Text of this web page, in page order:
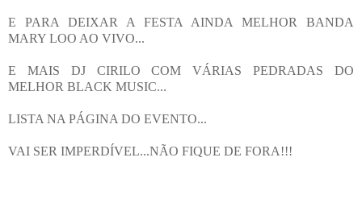
E PARA DEIXAR A FESTA AINDA MELHOR BANDA
MARY LOO AO VIVO...
E MAIS DJ CIRILO COM VÁRIAS PEDRADAS DO
MELHOR BLACK MUSIC...
LISTA NA PÁGINA DO EVENTO...
VAI SER IMPERDÍVEL...NÃO FIQUE DE FORA!!!